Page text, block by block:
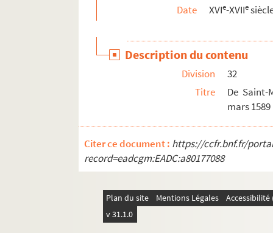
84 v°. « Copie des lettres des colonels
87. « Les archiducz et contes de
89. J. Grivel au comte de Champlitte.
91. Louis-Fr. de Werreyken au comte de
93. « Relation faicte à l'Excellence de
99. C. de Vergy à Son Altesse. Dole, 18 mai
100. Fr. Mayrot au comte de Champlitte,
Ms Granvelle 90. « Lettres de Maxim.
Ms Granvelle 92. « Lettres de Morillon... T.
Ms Granvelle 93. « Lettres de Maxim.
Date
XVIe-XVIIe
Description du contenu
Division
32
Titre
De Saint-
mars 1589
Citer ce document : https://ccfr.bnf.fr/
record=eadcgm:EADC:a80177088
Plan du site Mentions Légales
v 31.1.0